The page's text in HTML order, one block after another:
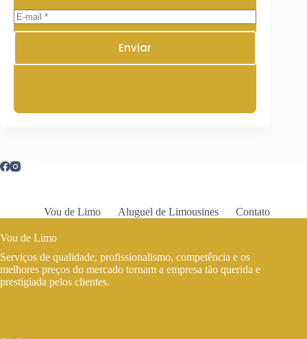
Enviar
Vou de Limo Aluguel de Limousines Contato
Vou de Limo
Serviços de qualidade, profissionalismo, competência e os
melhores preços do mercado tornam a empresa tão querida e
prestigiada pelos clientes.